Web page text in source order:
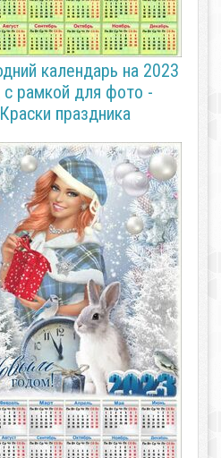
календарь на 2023
с рамкой для фото -
Краски праздника